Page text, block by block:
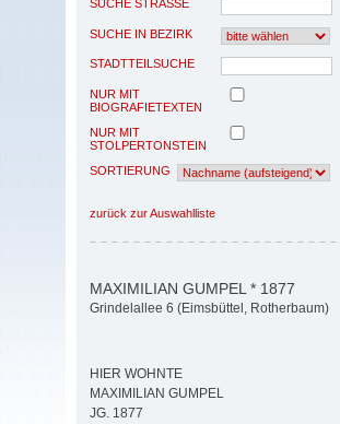
SUCHE STRASSE
SUCHE IN BEZIRK
STADTTEILSUCHE
NUR MIT
BIOGRAFIETEXTEN
NUR MIT
STOLPERTONSTEIN
SORTIERUNG
zurück zur Auswahlliste
MAXIMILIAN GUMPEL * 1877
Grindelallee 6 (Eimsbüttel, Rotherbaum)
HIER WOHNTE
MAXIMILIAN GUMPEL
JG. 1877